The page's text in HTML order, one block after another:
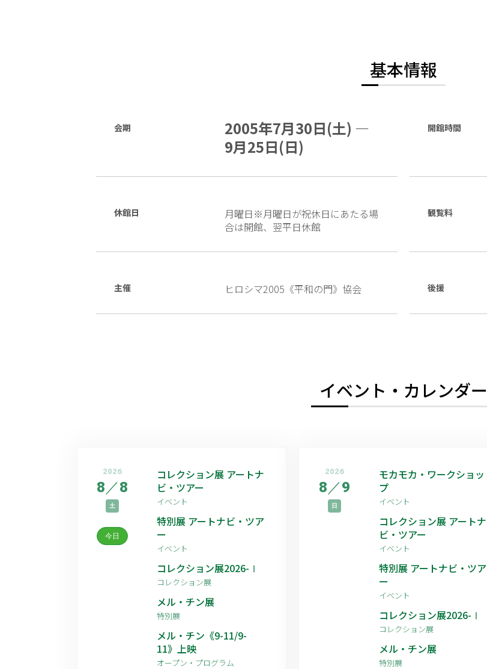
基本情報
会期
2005年7月30日(土) —
9月25日(日)
開館時間
休館日
月曜日※月曜日が祝休日にあたる場
合は開館、翌平日休館
観覧料
主催 ヒロシマ2005《平和の門》協会 後援
イベント・カレンダー
2026
8／8
土
今日
コレクション展 アートナ
ビ・ツアー
イベント
特別展 アートナビ・ツア
ー
イベント
コレクション展2026-Ⅰ
コレクション展
メル・チン展
特別展
メル・チン《9-11/9-
11》上映
オープン・プログラム
2026
8／9
日
モカモカ・ワークショッ
プ
イベント
コレクション展 アートナ
ビ・ツアー
イベント
特別展 アートナビ・ツア
ー
イベント
コレクション展2026-Ⅰ
コレクション展
メル・チン展
特別展